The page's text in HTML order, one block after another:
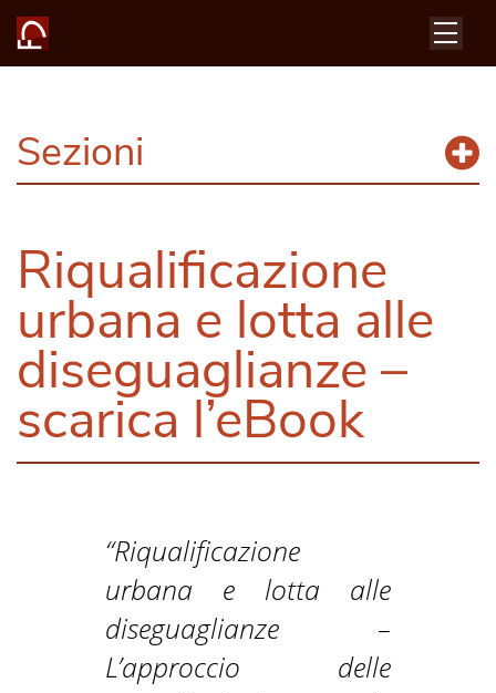
Sezioni
Riqualificazione
urbana e lotta alle
diseguaglianze –
scarica l’eBook
“Riqualificazione
urbana e lotta alle
diseguaglianze –
L’approccio delle